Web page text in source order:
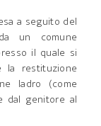
a seguito del
un comune
il quale si
la restituzione
ladro (come
dal genitore al